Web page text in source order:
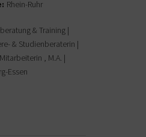
Rhein-Ruhr
& Training |
& Studienberaterin |
, M.A. |
Essen